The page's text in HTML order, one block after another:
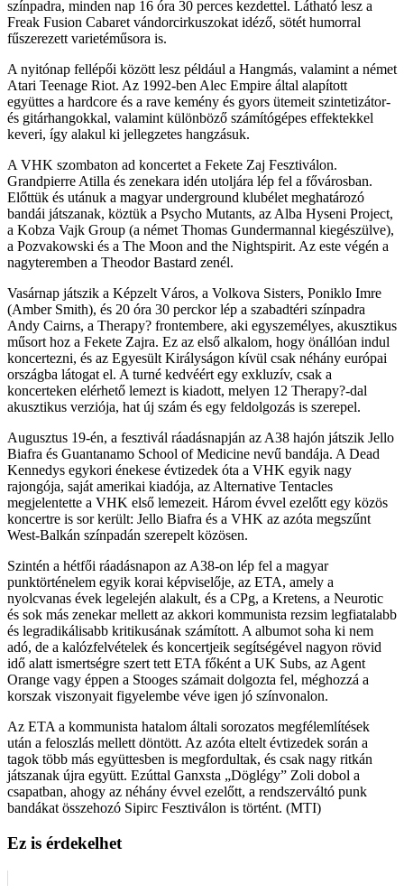
színpadra, minden nap 16 óra 30 perces kezdettel. Látható lesz a
Freak Fusion Cabaret vándorcirkuszokat idéző, sötét humorral
fűszerezett varietéműsora is.
A nyitónap fellépői között lesz például a Hangmás, valamint a német
Atari Teenage Riot. Az 1992-ben Alec Empire által alapított
együttes a hardcore és a rave kemény és gyors ütemeit szintetizátor-
és gitárhangokkal, valamint különböző számítógépes effektekkel
keveri, így alakul ki jellegzetes hangzásuk.
A VHK szombaton ad koncertet a Fekete Zaj Fesztiválon.
Grandpierre Atilla és zenekara idén utoljára lép fel a fővárosban.
Előttük és utánuk a magyar underground klubélet meghatározó
bandái játszanak, köztük a Psycho Mutants, az Alba Hyseni Project,
a Kobza Vajk Group (a német Thomas Gundermannal kiegészülve),
a Pozvakowski és a The Moon and the Nightspirit. Az este végén a
nagyteremben a Theodor Bastard zenél.
Vasárnap játszik a Képzelt Város, a Volkova Sisters, Poniklo Imre
(Amber Smith), és 20 óra 30 perckor lép a szabadtéri színpadra
Andy Cairns, a Therapy? frontembere, aki egyszemélyes, akusztikus
műsort hoz a Fekete Zajra. Ez az első alkalom, hogy önállóan indul
koncertezni, és az Egyesült Királyságon kívül csak néhány európai
országba látogat el. A turné kedvéért egy exkluzív, csak a
koncerteken elérhető lemezt is kiadott, melyen 12 Therapy?-dal
akusztikus verziója, hat új szám és egy feldolgozás is szerepel.
Augusztus 19-én, a fesztivál ráadásnapján az A38 hajón játszik Jello
Biafra és Guantanamo School of Medicine nevű bandája. A Dead
Kennedys egykori énekese évtizedek óta a VHK egyik nagy
rajongója, saját amerikai kiadója, az Alternative Tentacles
megjelentette a VHK első lemezeit. Három évvel ezelőtt egy közös
koncertre is sor került: Jello Biafra és a VHK az azóta megszűnt
West-Balkán színpadán szerepelt közösen.
Szintén a hétfői ráadásnapon az A38-on lép fel a magyar
punktörténelem egyik korai képviselője, az ETA, amely a
nyolcvanas évek legelején alakult, és a CPg, a Kretens, a Neurotic
és sok más zenekar mellett az akkori kommunista rezsim legfiatalabb
és legradikálisabb kritikusának számított. A albumot soha ki nem
adó, de a kalózfelvételek és koncertjeik segítségével nagyon rövid
idő alatt ismertségre szert tett ETA főként a UK Subs, az Agent
Orange vagy éppen a Stooges számait dolgozta fel, méghozzá a
korszak viszonyait figyelembe véve igen jó színvonalon.
Az ETA a kommunista hatalom általi sorozatos megfélemlítések
után a feloszlás mellett döntött. Az azóta eltelt évtizedek során a
tagok több más együttesben is megfordultak, és csak nagy ritkán
játszanak újra együtt. Ezúttal Ganxsta „Döglégy” Zoli dobol a
csapatban, ahogy az néhány évvel ezelőtt, a rendszerváltó punk
bandákat összehozó Sipirc Fesztiválon is történt. (MTI)
Ez is érdekelhet